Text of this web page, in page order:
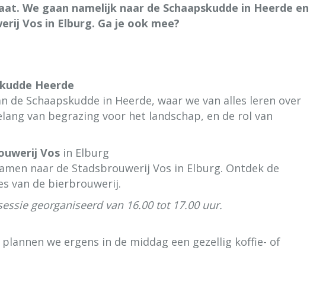
We gaan namelijk naar de Schaapskudde in Heerde en
Vos in Elburg. Ga je ook mee?
Heerde
de Schaapskudde in Heerde, waar we van alles leren over
van begrazing voor het landschap, en de rol van
Vos in Elburg
naar de Stadsbrouwerij Vos in Elburg. Ontdek de
van de bierbrouwerij.
georganiseerd van 16.00 tot 17.00 uur.
we ergens in de middag een gezellig koffie- of